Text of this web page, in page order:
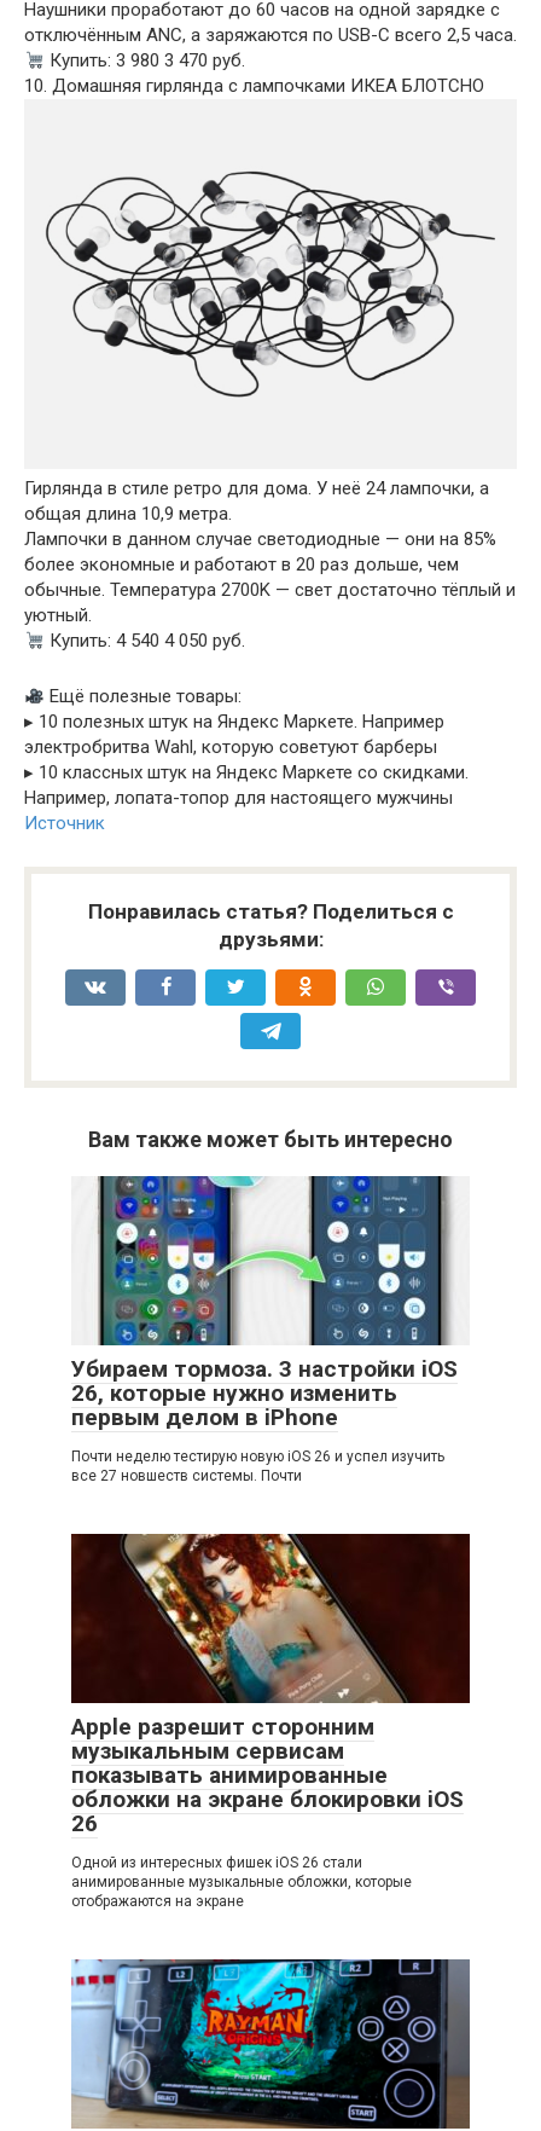
Наушники проработают до 60 часов на одной зарядке с
отключённым ANC, а заряжаются по USB-C всего 2,5 часа.
Купить: 3 980 3 470 руб.
10. Домашняя гирлянда с лампочками ИКЕА БЛОТСНО
Гирлянда в стиле ретро для дома. У неё 24 лампочки, а
общая длина 10,9 метра.
Лампочки в данном случае светодиодные — они на 85%
более экономные и работают в 20 раз дольше, чем
обычные. Температура 2700K — свет достаточно тёплый и
уютный.
Купить: 4 540 4 050 руб.
Ещё полезные товары:
▸ 10 полезных штук на Яндекс Маркете. Например
электробритва Wahl, которую советуют барберы
▸ 10 классных штук на Яндекс Маркете со скидками.
Например, лопата-топор для настоящего мужчины
Источник
Понравилась статья? Поделиться с
друзьями:
Вам также может быть интересно
Убираем тормоза. 3 настройки iOS
26, которые нужно изменить
первым делом в iPhone
Почти неделю тестирую новую iOS 26 и успел изучить
все 27 новшеств системы. Почти
Apple разрешит сторонним
музыкальным сервисам
показывать анимированные
обложки на экране блокировки iOS
26
Одной из интересных фишек iOS 26 стали
анимированные музыкальные обложки, которые
отображаются на экране